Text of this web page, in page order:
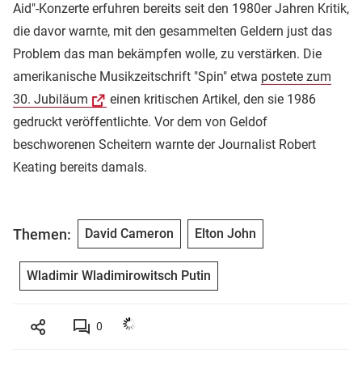
Aid"-Konzerte erfuhren bereits seit den 1980er Jahren Kritik,
die davor warnte, mit den gesammelten Geldern just das
Problem das man bekämpfen wolle, zu verstärken. Die
amerikanische Musikzeitschrift "Spin" etwa postete zum
30. Jubiläum
einen kritischen Artikel, den sie 1986
gedruckt veröffentlichte. Vor dem von Geldof
beschworenen Scheitern warnte der Journalist Robert
Keating bereits damals.
Themen: David Cameron Elton John
Wladimir Wladimirowitsch Putin
0